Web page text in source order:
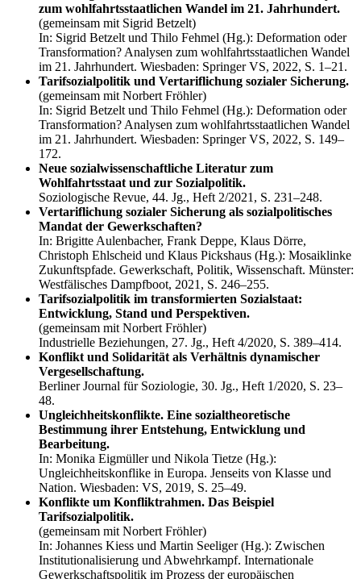
zum wohlfahrtsstaatlichen Wandel im 21. Jahrhundert.
(gemeinsam mit Sigrid Betzelt)
In: Sigrid Betzelt und Thilo Fehmel (Hg.): Deformation oder
Transformation? Analysen zum wohlfahrtsstaatlichen Wandel
im 21. Jahrhundert. Wiesbaden: Springer VS, 2022, S. 1–21.
Tarifsozialpolitik und Vertariflichung sozialer Sicherung.
(gemeinsam mit Norbert Fröhler)
In: Sigrid Betzelt und Thilo Fehmel (Hg.): Deformation oder
Transformation? Analysen zum wohlfahrtsstaatlichen Wandel
im 21. Jahrhundert. Wiesbaden: Springer VS, 2022, S. 149–
172.
Neue sozialwissenschaftliche Literatur zum
Wohlfahrtsstaat und zur Sozialpolitik.
Soziologische Revue, 44. Jg., Heft 2/2021, S. 231–248.
Vertariflichung sozialer Sicherung als sozialpolitisches
Mandat der Gewerkschaften?
In: Brigitte Aulenbacher, Frank Deppe, Klaus Dörre,
Christoph Ehlscheid und Klaus Pickshaus (Hg.): Mosaiklinke
Zukunftspfade. Gewerkschaft, Politik, Wissenschaft. Münster:
Westfälisches Dampfboot, 2021, S. 246–255.
Tarifsozialpolitik im transformierten Sozialstaat:
Entwicklung, Stand und Perspektiven.
(gemeinsam mit Norbert Fröhler)
Industrielle Beziehungen, 27. Jg., Heft 4/2020, S. 389–414.
Konflikt und Solidarität als Verhältnis dynamischer
Vergesellschaftung.
Berliner Journal für Soziologie, 30. Jg., Heft 1/2020, S. 23–
48.
Ungleichheitskonflikte. Eine sozialtheoretische
Bestimmung ihrer Entstehung, Entwicklung und
Bearbeitung.
In: Monika Eigmüller und Nikola Tietze (Hg.):
Ungleichheitskonflike in Europa. Jenseits von Klasse und
Nation. Wiesbaden: VS, 2019, S. 25–49.
Konflikte um Konfliktrahmen. Das Beispiel
Tarifsozialpolitik.
(gemeinsam mit Norbert Fröhler)
In: Johannes Kiess und Martin Seeliger (Hg.): Zwischen
Institutionalisierung und Abwehrkampf. Internationale
Gewerkschaftspolitik im Prozess der europäischen